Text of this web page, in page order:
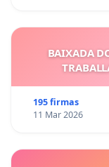
BAIXADA
195 firmas
11 Mar 2026